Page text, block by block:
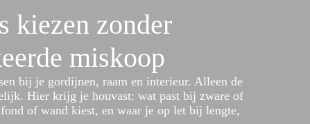
kiezen zonder
miskoop
bij je gordijnen, raam en interieur. Alleen de
Hier krijg je houvast: wat past bij zware of
of wand kiest, en waar je op let bij lengte,